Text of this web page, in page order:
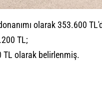
olarak 353.600
TL;
olarak belirlenmiş.